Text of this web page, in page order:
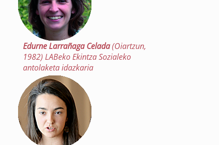
Edurne Larrañaga Celada(Oiartzun,
1982) LABeko Ekintza Sozialeko
antolaketa idazkaria